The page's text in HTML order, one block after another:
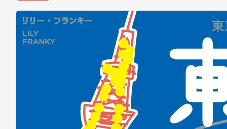
【公告】琅琅讀墨數位閱讀資產合併與